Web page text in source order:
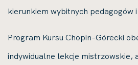
kierunkiem wybitnych pedagogów
Program Kursu Chopin–Górecki
indywidualne lekcje mistrzowskie,